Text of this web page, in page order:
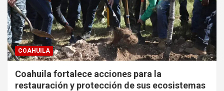
COAHUILA
Coahuila fortalece acciones para la
restauración y protección de sus ecosistemas